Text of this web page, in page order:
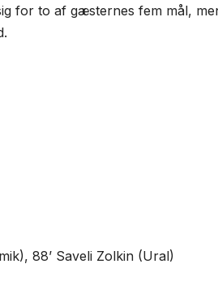
for to af gæsternes fem mål,
88’ Saveli Zolkin (Ural)